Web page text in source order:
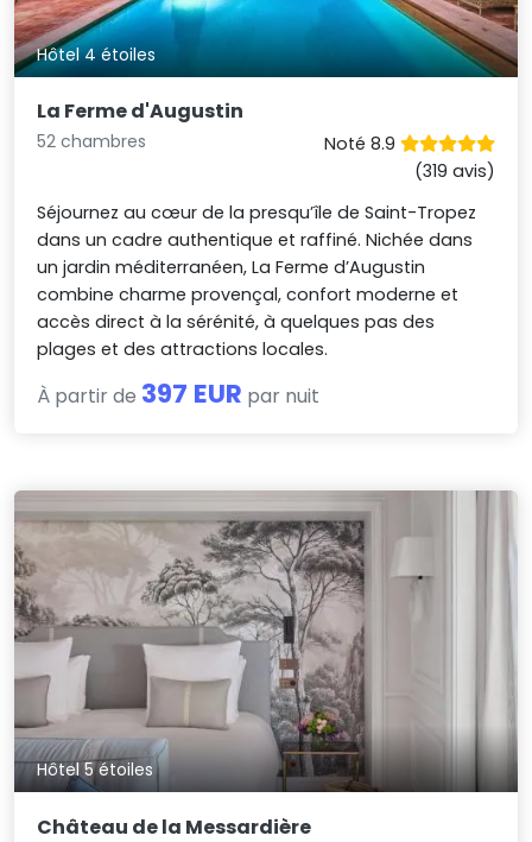
Hôtel 4 étoiles
La Ferme d'Augustin
52 chambres
Noté 8.9
(319 avis)
Séjournez au cœur de la presqu’île de Saint-Tropez
dans un cadre authentique et raffiné. Nichée dans
un jardin méditerranéen, La Ferme d’Augustin
combine charme provençal, confort moderne et
accès direct à la sérénité, à quelques pas des
plages et des attractions locales.
À partir de 397 EUR par nuit
Hôtel 5 étoiles
Château de la Messardière